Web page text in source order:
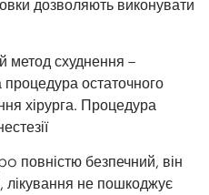
дозволяють виконувати
метод схуднення –
процедура остаточного
хірурга. Процедура
повністю безпечний, він
лікування не пошкоджує